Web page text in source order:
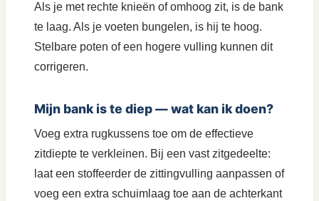
Als je met rechte knieën of omhoog zit, is de bank
te laag. Als je voeten bungelen, is hij te hoog.
Stelbare poten of een hogere vulling kunnen dit
corrigeren.
Mijn bank is te diep — wat kan ik doen?
Voeg extra rugkussens toe om de effectieve
zitdiepte te verkleinen. Bij een vast zitgedeelte:
laat een stoffeerder de zittingvulling aanpassen of
voeg een extra schuimlaag toe aan de achterkant